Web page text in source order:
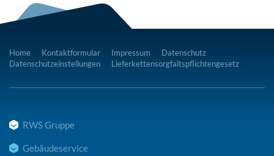
Home Kontaktformular Impressum
Datenschutz
Datenschutzeinstellungen
Lieferkettensorgfaltspflichtengesetz
RWS Gruppe
Gebäudeservice